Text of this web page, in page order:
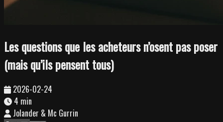
Les questions que les acheteurs n’osent pas poser
(mais qu’ils pensent tous)
2026-02-24
4 min
Jolander & Mc Gurrin